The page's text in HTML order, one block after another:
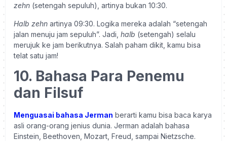
zehn (setengah sepuluh), artinya bukan 10:30.
Halb zehn artinya 09:30. Logika mereka adalah “setengah
jalan menuju jam sepuluh”. Jadi, halb (setengah) selalu
merujuk ke jam berikutnya. Salah paham dikit, kamu bisa
telat satu jam!
10. Bahasa Para Penemu
dan Filsuf
Menguasai bahasa Jerman berarti kamu bisa baca karya
asli orang-orang jenius dunia. Jerman adalah bahasa
Einstein, Beethoven, Mozart, Freud, sampai Nietzsche.